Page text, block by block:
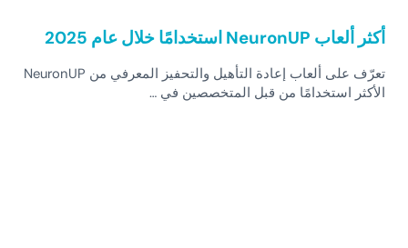
أكثر ألعاب NeuronUP استخدامًا خلال عام 2025
تعرّف على ألعاب إعادة التأهيل والتحفيز المعرفي من NeuronUP
الأكثر استخدامًا من قبل المتخصصين في …